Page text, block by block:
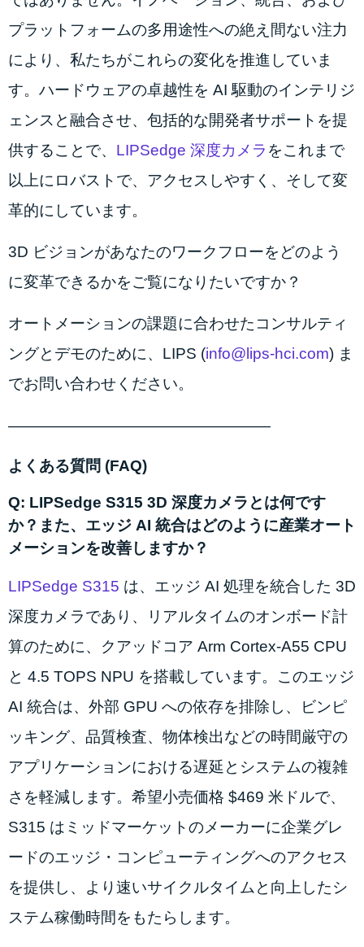
プラットフォームの多用途性への絶え間ない注力
により、私たちがこれらの変化を推進していま
す。ハードウェアの卓越性を AI 駆動のインテリジ
ェンスと融合させ、包括的な開発者サポートを提
供することで、 LIPSedge 深度カメラ をこれまで
以上にロバストで、アクセスしやすく、そして変
革的にしています。
3D ビジョンがあなたのワークフローをどのよう
に変革できるかをご覧になりたいですか？
オートメーションの課題に合わせたコンサルティ
ングとデモのために、LIPS (info@lips-hci.com) ま
でお問い合わせください。
—————————————————
よくある質問 (FAQ)
Q: LIPSedge S315 3D 深度カメラとは何です
か？また、エッジ AI 統合はどのように産業オート
メーションを改善しますか？
LIPSedge S315 は、エッジ AI 処理を統合した 3D
深度カメラであり、リアルタイムのオンボード計
算のために、クアッドコア Arm Cortex-A55 CPU
と 4.5 TOPS NPU を搭載しています。このエッジ
AI 統合は、外部 GPU への依存を排除し、ビンピ
ッキング、品質検査、物体検出などの時間厳守の
アプリケーションにおける遅延とシステムの複雑
さを軽減します。希望小売価格 $469 米ドルで、
S315 はミッドマーケットのメーカーに企業グレ
ードのエッジ・コンピューティングへのアクセス
を提供し、より速いサイクルタイムと向上したシ
ステム稼働時間をもたらします。